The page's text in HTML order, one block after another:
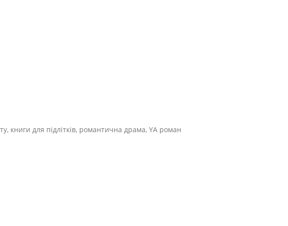
книги для підлітків, романтична драма, YA роман